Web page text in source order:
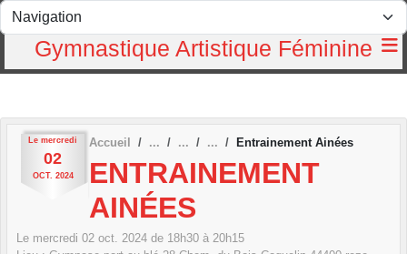
Gymnastique Artistique Féminine
Le mercredi
02
OCT. 2024
Accueil Entrainement Ainées
ENTRAINEMENT
AINÉES
Le mercredi 02 oct. 2024 de 18h30 à 20h15